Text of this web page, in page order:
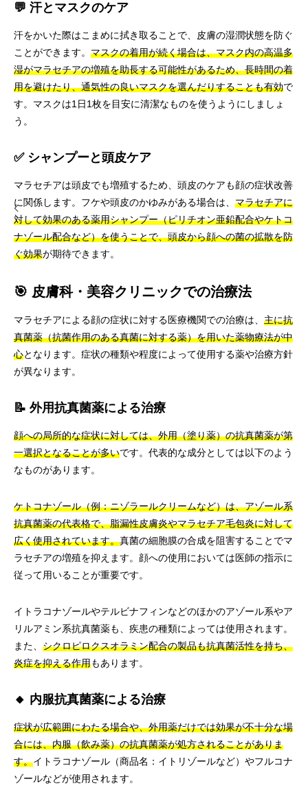
💬 汗とマスクのケア
汗をかいた際はこまめに拭き取ることで、皮膚の湿潤状態を防ぐ
ことができます。 マスクの着用が続く場合は、マスク内の高温多
湿がマラセチアの増殖を助長する可能性があるため、長時間の着
用を避けたり、通気性の良いマスクを選んだりすることも有効で
す。マスクは1日1枚を目安に清潔なものを使うようにしましょ
う。
✅ シャンプーと頭皮ケア
マラセチアは頭皮でも増殖するため、頭皮のケアも顔の症状改善
に関係します。フケや頭皮のかゆみがある場合は、 マラセチアに
対して効果のある薬用シャンプー（ピリチオン亜鉛配合やケトコ
ナゾール配合など）を使うことで、頭皮から顔への菌の拡散を防
ぐ効果が期待できます。
🎯 皮膚科・美容クリニックでの治療法
マラセチアによる顔の症状に対する医療機関での治療は、 主に抗
真菌薬（抗菌作用のある真菌に対する薬）を用いた薬物療法が中
心となります。症状の種類や程度によって使用する薬や治療方針
が異なります。
📝 外用抗真菌薬による治療
顔への局所的な症状に対しては、外用（塗り薬）の抗真菌薬が第
一選択となることが多いです。代表的な成分としては以下のよう
なものがあります。
ケトコナゾール（例：ニゾラールクリームなど）は、アゾール系
抗真菌薬の代表格で、脂漏性皮膚炎やマラセチア毛包炎に対して
広く使用されています。真菌の細胞膜の合成を阻害することでマ
ラセチアの増殖を抑えます。顔への使用においては医師の指示に
従って用いることが重要です。
イトラコナゾールやテルビナフィンなどのほかのアゾール系やア
リルアミン系抗真菌薬も、疾患の種類によっては使用されます。
また、 シクロピロクスオラミン配合の製品も抗真菌活性を持ち、
炎症を抑える作用もあります。
🔸 内服抗真菌薬による治療
症状が広範囲にわたる場合や、外用薬だけでは効果が不十分な場
合には、内服（飲み薬）の抗真菌薬が処方されることがありま
す。イトラコナゾール（商品名：イトリゾールなど）やフルコナ
ゾールなどが使用されます。